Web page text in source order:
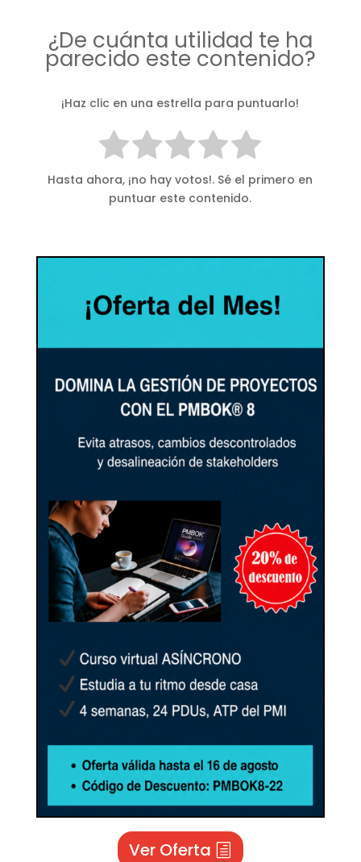
¿De cuánta utilidad te ha
parecido este contenido?
¡Haz clic en una estrella para puntuarlo!
Hasta ahora, ¡no hay votos!. Sé el primero en
puntuar este contenido.
Ver Oferta